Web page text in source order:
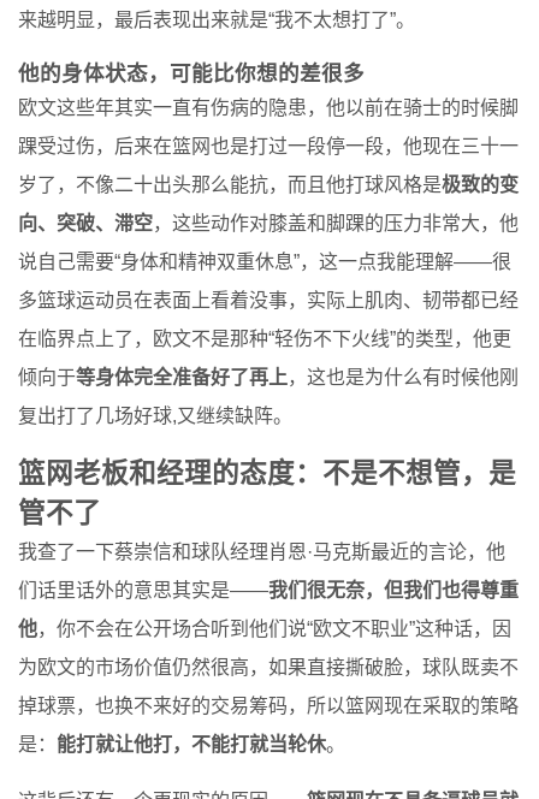
来越明显，最后表现出来就是“我不太想打了”。
他的身体状态，可能比你想的差很多
欧文这些年其实一直有伤病的隐患，他以前在骑士的时候脚
踝受过伤，后来在篮网也是打过一段停一段，他现在三十一
岁了，不像二十出头那么能抗，而且他打球风格是极致的变
向、突破、滞空，这些动作对膝盖和脚踝的压力非常大，他
说自己需要“身体和精神双重休息”，这一点我能理解——很
多篮球运动员在表面上看着没事，实际上肌肉、韧带都已经
在临界点上了，欧文不是那种“轻伤不下火线”的类型，他更
倾向于等身体完全准备好了再上，这也是为什么有时候他刚
复出打了几场好球,又继续缺阵。
篮网老板和经理的态度：不是不想管，是
管不了
我查了一下蔡崇信和球队经理肖恩·马克斯最近的言论，他
们话里话外的意思其实是——我们很无奈，但我们也得尊重
他，你不会在公开场合听到他们说“欧文不职业”这种话，因
为欧文的市场价值仍然很高，如果直接撕破脸，球队既卖不
掉球票，也换不来好的交易筹码，所以篮网现在采取的策略
是： 能打就让他打，不能打就当轮休。